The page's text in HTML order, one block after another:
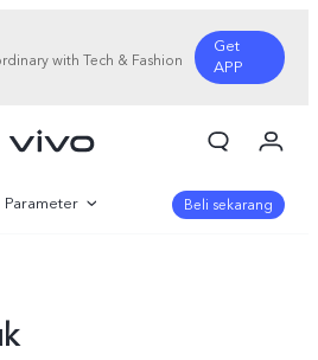
with Tech & Fashion
Get
APP
Parameter Beli sekarang